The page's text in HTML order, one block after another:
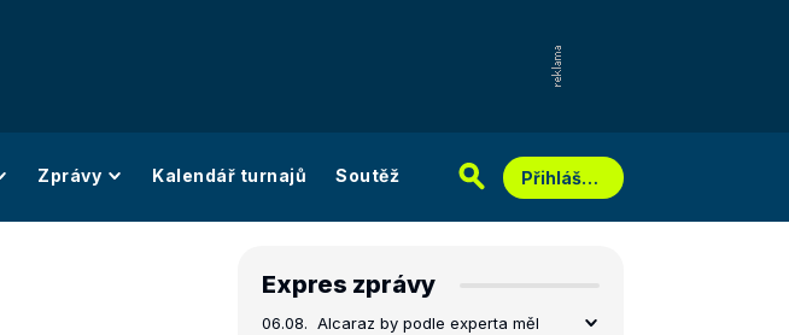
Zprávy Kalendář turnajů Soutěž Přihlášení
Expres zprávy
06.08. Alcaraz by podle experta měl